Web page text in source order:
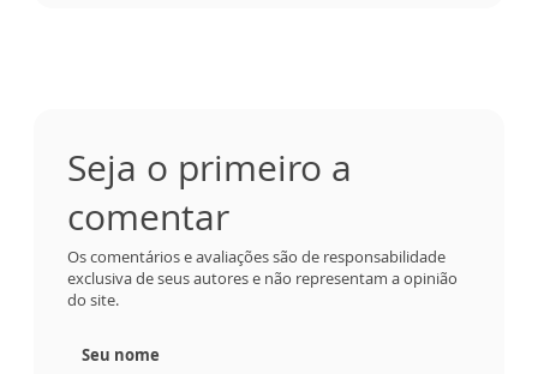
Seja o primeiro a
comentar
Os comentários e avaliações são de responsabilidade
exclusiva de seus autores e não representam a opinião
do site.
Seu nome